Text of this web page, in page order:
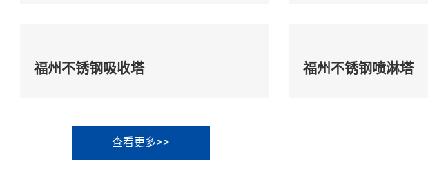
福州不锈钢吸收塔 福州不锈钢喷淋塔
查看更多>>